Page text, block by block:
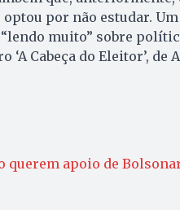
por não estudar.
muito” sobre
‘A Cabeça do Eleitor’, de
querem apoio de